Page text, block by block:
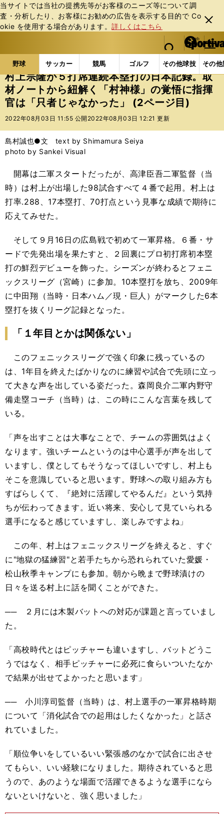
当サイトでは当社の提携先等がお客様のニーズ等について調
査・分析したり、お客様にお勧めの広告を表⽰する⽬的で Co
okie を使⽤する場合があります。詳しくはこちら
閉じ
る
web Sportiva (webスポルティーバ)
検索
マイペ
ー
ジ
メニュ
野球 サッカー 競馬 ゴルフ その他球技 その
b
ス
ポ
ル
テ
ー
バ
野球の記事一覧 プロ野球 村上宗隆が５打席連続本
村上宗隆が５打席連続本塁打の日本記録。取
材ノートから紐解く「村神様」の覚悟に指揮
官は「只者じゃなかった」 (2ページ目)
2022年08月03日 11:55 公開 2022年08月03日 12:21 更新
島村誠也●文 text by Shimamura Seiya
photo by Sankei Visual
開幕は二軍スタートだったが、高津臣吾二軍監督（当
時）は村上が出場した98試合すべて４番で起用。村上は
打率.288、17本塁打、70打点という見事な成績で期待に
応えてみせた。
そして９月16日の広島戦で初めて一軍昇格。６番・サ
ードで先発出場を果たすと、２回裏にプロ初打席初本塁
打の鮮烈デビューを飾った。シーズンが終わるとフェニ
ックスリーグ（宮崎）に参加。10本塁打を放ち、2009年
に中田翔（当時・日本ハム／現・巨人）がマークした6本
塁打を抜くリーグ記録となった。
「１年目とかは関係ない」
このフェニックスリーグで強く印象に残っているの
は、1年目を終えたばかりなのに練習や試合で先頭に立っ
て大きな声を出している姿だった。森岡良介二軍内野守
備走塁コーチ（当時）は、この時にこんな言葉を残して
いる。
「声を出すことは大事なことで、チームの雰囲気はよく
なります。強いチームというのは中心選手が声を出して
いますし、僕としてもそうなってほしいですし、村上も
そこを意識していると思います。野球への取り組み方も
すばらしくて、『絶対に活躍してやるんだ』という気持
ちが伝わってきます。近い将来、安心して見ていられる
選手になると感じていますし、楽しみですよね」
この年、村上はフェニックスリーグを終えると、すぐ
に"地獄の猛練習"と若手たちから恐れられていた愛媛・
松山秋季キャンプにも参加。朝から晩まで野球漬けの
日々を送る村上に話を聞くことができた。
── ２月には木製バットへの対応が課題と言っていまし
た。
「高校時代とはピッチャーも違いますし、バットどうこ
うではなく、相手ピッチャーに必死に食らいついたなか
で結果が出せてよかったと思います」
── 小川淳司監督（当時）は、村上選手の一軍昇格時期
について「消化試合での起用はしたくなかった」と話さ
れていました。
「順位争いをしているいい緊張感のなかで試合に出させ
てもらい、いい経験になりました。期待されていると思
うので、あのような場面で活躍できるような選手になら
ないといけないと、強く思いました」